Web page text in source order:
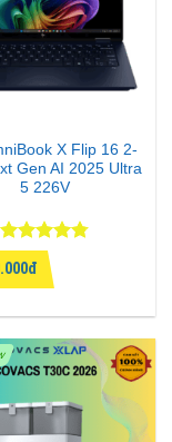
& DTS:X
tổng công suất
X Flip 16 2-
Gen AI 2025 Ultra
5 226V
Được xếp
hạng
4.75
5 sao